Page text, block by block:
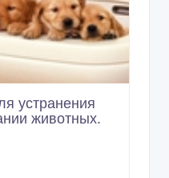
устранения
животных.